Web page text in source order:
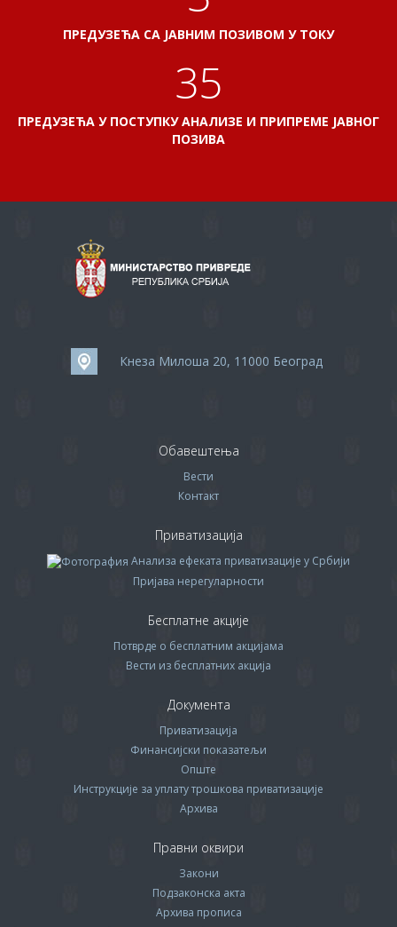
ПРЕДУЗЕЋА СА ЈАВНИМ ПОЗИВОМ У ТОКУ
38
ПРЕДУЗЕЋА У ПОСТУПКУ АНАЛИЗЕ И ПРИПРЕМЕ ЈАВНОГ
ПОЗИВА
Кнеза Милоша 20, 11000 Београд
Обавештења
Вести
Контакт
Приватизација
Анализа ефеката приватизације у Србији
Пријава нерегуларности
Бесплатне акције
Потврде о бесплатним акцијама
Вести из бесплатних акција
Документа
Приватизација
Финансијски показатељи
Опште
Инструкције за уплату трошкова приватизације
Архива
Правни оквири
Закони
Подзаконска акта
Архива прописa